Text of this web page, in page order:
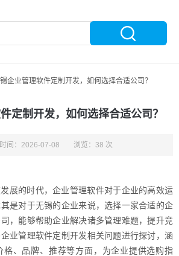
企业管理软件定制开发，如何选择合适公司？
定制开发，如何选择合适公司？
间：2026-07-08 浏览：38 次
展的时代，企业管理软件对于企业的高效运
是对于无锡的企业来说，选择一家合适的企
，能够帮助企业解决诸多管理难题，提升竞
业管理软件定制开发相关问题进行探讨，涵
格、品牌、推荐等方面，为企业提供选购指